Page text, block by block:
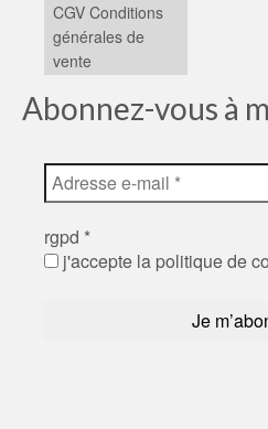
CGV Conditions
générales de
vente
Abonnez-vous à
rgpd *
j'accepte la politique de